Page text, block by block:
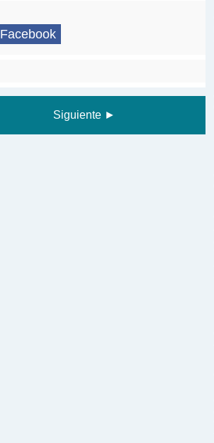
Facebook
Siguiente ►